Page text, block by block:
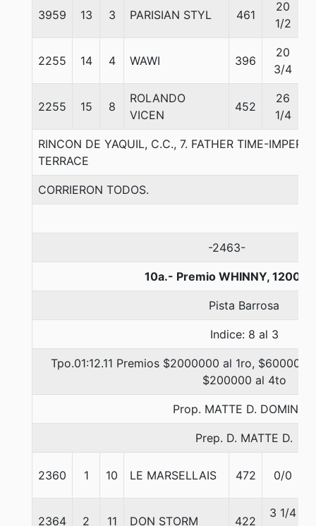
3959 13 3 PARISIAN STYL 461
20
1/2
2255 14 4 WAWI 396
20
3/4
2255 15 8
ROLANDO
VICEN
452
26
1/4
RINCON DE YAQUIL, C.C., 7. FATHER TIME-
TERRACE
CORRIERON TODOS.
-2463-
10a.- Premio WHINNY, 1200
Pista Barrosa
Indice: 8 al 3
Tpo.01:12.11 Premios $2000000 al 1ro,
$200000 al 4to
Prop. MATTE D. DOMINGO
Prep. D. MATTE D.
2360 1 10 LE MARSELLAIS 472 0/0
2364 2 11 DON STORM 422
3 1/4